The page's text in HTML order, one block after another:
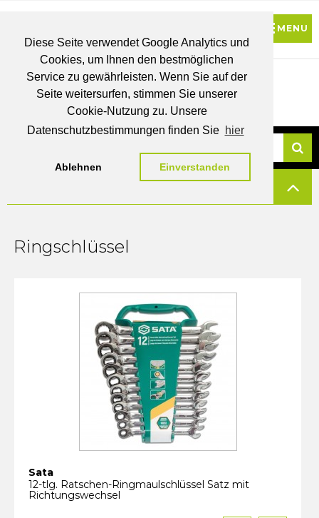
Diese Seite verwendet Google Analytics und
Cookies, um Ihnen den bestmöglichen
Service zu gewährleisten. Wenn Sie auf der
Seite weitersurfen, stimmen Sie unserer
Cookie-Nutzung zu. Unsere
Datenschutzbestimmungen finden Sie hier
Ablehnen Einverstanden
BRUTTO
PREISE
MEIN
WUNSCHLISTE
Ringschlüssel
Sata
12-tlg. Ratschen-Ringmaulschlüssel Satz mit
Richtungswechsel